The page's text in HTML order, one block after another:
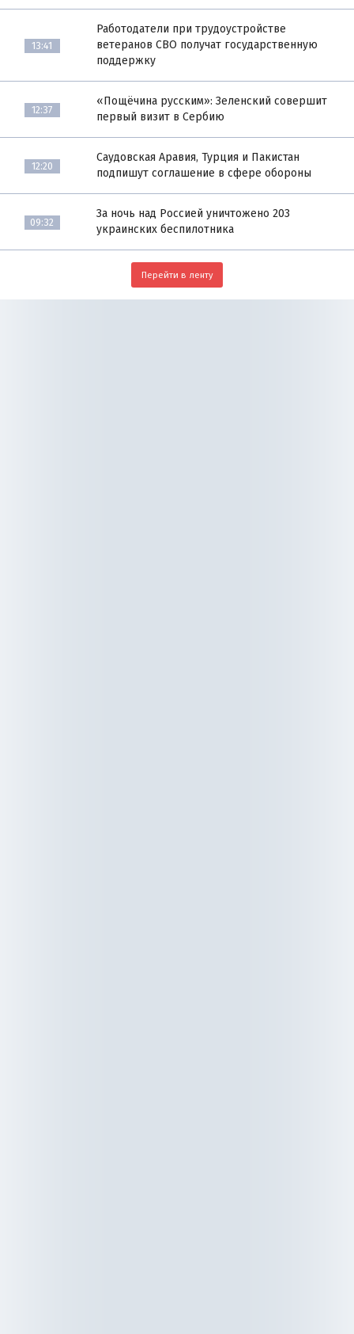
13:41
Работодатели при трудоустройстве
ветеранов СВО получат государственную
поддержку
12:37
«Пощёчина русским»: Зеленский совершит
первый визит в Сербию
12:20
Саудовская Аравия, Турция и Пакистан
подпишут соглашение в сфере обороны
09:32
За ночь над Россией уничтожено 203
украинских беспилотника
Перейти в ленту